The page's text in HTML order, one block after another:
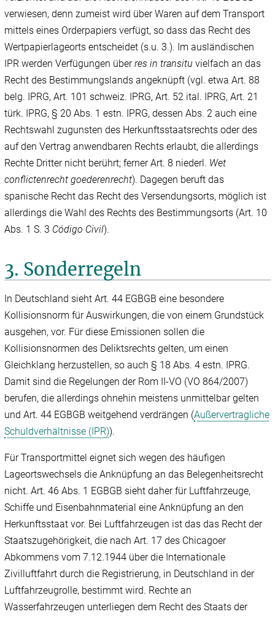
verwiesen, denn zumeist wird über Waren auf dem Transport
mittels eines Orderpapiers verfügt, so dass das Recht des
Wertpapierlageorts entscheidet (s.u. 3.). Im ausländischen
IPR werden Verfügungen überres in transitu vielfach an das
Recht des Bestimmungslands angeknüpft (vgl. etwa Art. 88
belg. IPRG, Art. 101 schweiz. IPRG, Art. 52 ital. IPRG, Art. 21
türk. IPRG, § 20 Abs. 1 estn. IPRG, dessen Abs. 2 auch eine
Rechtswahl zugunsten des Herkunftsstaatsrechts oder des
auf den Vertrag anwendbaren Rechts erlaubt, die allerdings
Rechte Dritter nicht berührt; ferner Art. 8 niederl. Wet
conflictenrecht goederenrecht). Dagegen beruft das
spanische Recht das Recht des Versendungsorts, möglich ist
allerdings die Wahl des Rechts des Bestimmungsorts (Art. 10
Abs. 1 S. 3 Código Civil).
3. Sonderregeln
In Deutschland sieht Art. 44 EGBGB eine besondere
Kollisionsnorm für Auswirkungen, die von einem Grundstück
ausgehen, vor. Für diese Emissionen sollen die
Kollisionsnormen des Deliktsrechts gelten, um einen
Gleichklang herzustellen, so auch § 18 Abs. 4 estn. IPRG.
Damit sind die Regelungen der Rom II-VO (VO 864/‌‌2007)
berufen, die allerdings ohnehin meistens unmittelbar gelten
und Art. 44 EGBGB weitgehend verdrängen (Außervertragliche
Schuldverhältnisse (IPR)).
Für Transportmittel eignet sich wegen des häufigen
Lageortswechsels die Anknüpfung an das Belegenheitsrecht
nicht. Art. 46 Abs. 1 EGBGB sieht daher für Luftfahrzeuge,
Schiffe und Eisenbahnmaterial eine Anknüpfung an den
Herkunftsstaat vor. Bei Luftfahrzeugen ist das das Recht der
Staatszugehörigkeit, die nach Art. 17 des Chicagoer
Abkommens vom 7.12.1944 über die Internationale
Zivilluftfahrt durch die Registrierung, in Deutschland in der
Luftfahrzeugrolle, bestimmt wird. Rechte an
Wasserfahrzeugen unterliegen dem Recht des Staats der